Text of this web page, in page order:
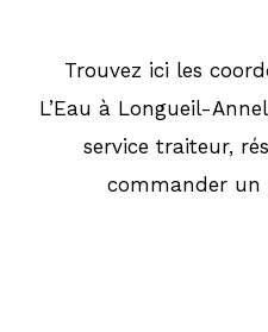
Trouvez ici les
L’Eau à Longueil-
service traiteur,
commander un